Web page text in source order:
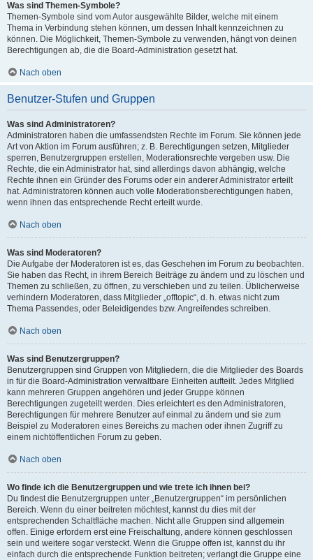
Was sind Themen-Symbole?
Themen-Symbole sind vom Autor ausgewählte Bilder, welche mit einem
Thema in Verbindung stehen können, um dessen Inhalt kennzeichnen zu
können. Die Möglichkeit, Themen-Symbole zu verwenden, hängt von deinen
Berechtigungen ab, die die Board-Administration gesetzt hat.
Nach oben
Benutzer-Stufen und Gruppen
Was sind Administratoren?
Administratoren haben die umfassendsten Rechte im Forum. Sie können jede
Art von Aktion im Forum ausführen; z. B. Berechtigungen setzen, Mitglieder
sperren, Benutzergruppen erstellen, Moderationsrechte vergeben usw. Die
Rechte, die ein Administrator hat, sind allerdings davon abhängig, welche
Rechte ihnen ein Gründer des Forums oder ein anderer Administrator erteilt
hat. Administratoren können auch volle Moderationsberechtigungen haben,
wenn ihnen das entsprechende Recht erteilt wurde.
Nach oben
Was sind Moderatoren?
Die Aufgabe der Moderatoren ist es, das Geschehen im Forum zu beobachten.
Sie haben das Recht, in ihrem Bereich Beiträge zu ändern und zu löschen und
Themen zu schließen, zu öffnen, zu verschieben und zu teilen. Üblicherweise
verhindern Moderatoren, dass Mitglieder „offtopic“, d. h. etwas nicht zum
Thema Passendes, oder Beleidigendes bzw. Angreifendes schreiben.
Nach oben
Was sind Benutzergruppen?
Benutzergruppen sind Gruppen von Mitgliedern, die die Mitglieder des Boards
in für die Board-Administration verwaltbare Einheiten aufteilt. Jedes Mitglied
kann mehreren Gruppen angehören und jeder Gruppe können
Berechtigungen zugeteilt werden. Dies erleichtert es den Administratoren,
Berechtigungen für mehrere Benutzer auf einmal zu ändern und sie zum
Beispiel zu Moderatoren eines Bereichs zu machen oder ihnen Zugriff zu
einem nichtöffentlichen Forum zu geben.
Nach oben
Wo finde ich die Benutzergruppen und wie trete ich ihnen bei?
Du findest die Benutzergruppen unter „Benutzergruppen“ im persönlichen
Bereich. Wenn du einer beitreten möchtest, kannst du dies mit der
entsprechenden Schaltfläche machen. Nicht alle Gruppen sind allgemein
offen. Einige erfordern erst eine Freischaltung, andere können geschlossen
sein und weitere sogar versteckt. Wenn die Gruppe offen ist, kannst du ihr
einfach durch die entsprechende Funktion beitreten; verlangt die Gruppe eine